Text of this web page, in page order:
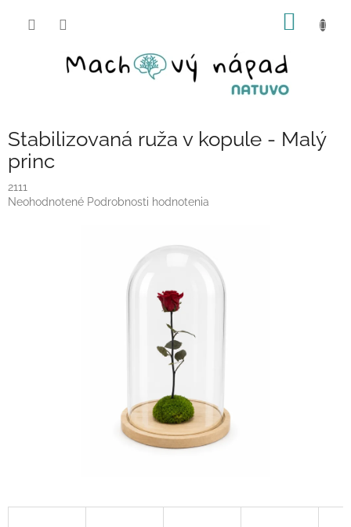
Stabilizovaná ruža v kopule - Malý
princ
2111
Priemerné
Neohodnotené Podrobnosti hodnotenia